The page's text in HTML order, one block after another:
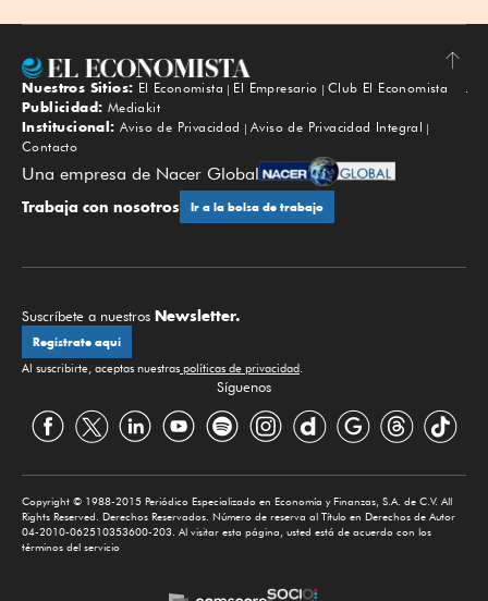
Subir
Nuestros Sitios: El Economista El Empresario
Club El Economista
Publicidad: Mediakit
Institucional: Aviso de Privacidad
Aviso de Privacidad Integral
Contacto
Una empresa de Nacer Global
Trabaja con nosotros Ir a la bolsa de trabajo
Suscríbete a nuestros Newsletter.
Regístrate aquí
Al suscribirte, aceptas nuestras políticas de privacidad.
Síguenos
Copyright © 1988-2015 Periódico Especializado en Economía y Finanzas, S.A. de C.V. All
Rights Reserved. Derechos Reservados. Número de reserva al Título en Derechos de Autor
04-2010-062510353600-203. Al visitar esta página, usted está de acuerdo con los
términos del servicio